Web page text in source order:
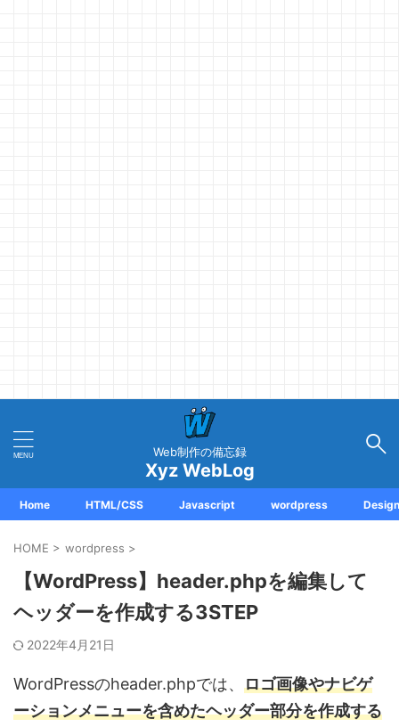
Web制作の備忘録
Xyz WebLog
Home HTML/CSS Javascript wordpress Design
HOME > wordpress >
【WordPress】header.phpを編集して
ヘッダーを作成する3STEP
2022年4月21日
WordPressのheader.phpでは、 ロゴ画像やナビゲ
ーションメニューを含めたヘッダー部分を作成する